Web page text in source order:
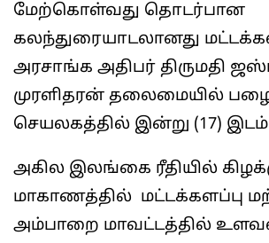
மேற்கொள்வது தொடர்பான
கலந்துரையாடலானது
அரசாங்க அதிபர் திருமதி
முரளிதரன் தலைமையில்
செயலகத்தில் இன்று (17)
அகில இலங்கை ரீதியில்
மாகாணத்தில் மட்டக்களப்பு
அம்பாறை மாவட்டத்தில்